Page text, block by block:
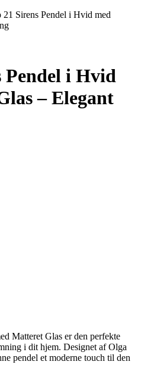
21 Sirens Pendel i Hvid med
Pendel i Hvid
– Elegant
Matteret Glas er den perfekte
i dit hjem. Designet af Olga
pendel et moderne touch til den